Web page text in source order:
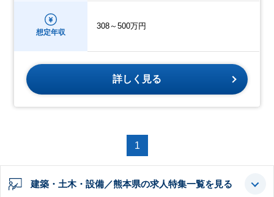
想定年収
308～500万円
詳しく見る
1
建築・土木・設備／熊本県の求人特集一覧を見る